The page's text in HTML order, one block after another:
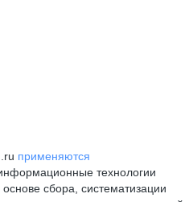
применяются
технологии
сбора, систематизации